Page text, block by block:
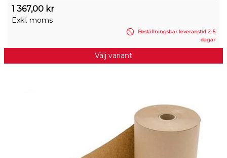
1 367,00 kr
Exkl. moms
Beställningsbar leveranstid 2-5
dagar
Välj variant